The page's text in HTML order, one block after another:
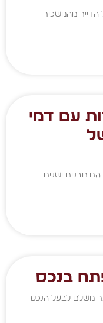
מהמשכיר
עם דמי
מבנים ישנים
בנכס
משלם לבעל הנכס